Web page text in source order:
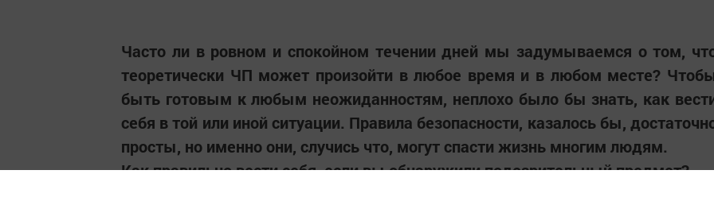
Часто ли в ровном и спокойном течении дней мы задумываемся о том,
теоретически ЧП может произойти в любое время и в любом месте?
быть готовым к любым неожиданностям, неплохо было бы знать, как
себя в той или иной ситуации. Правила безопасности, казалось бы,
просты, но именно они, случись что, могут спасти жизнь многим людям.
Как правильно вести себя, если вы обнаружили подозрительный предмет?